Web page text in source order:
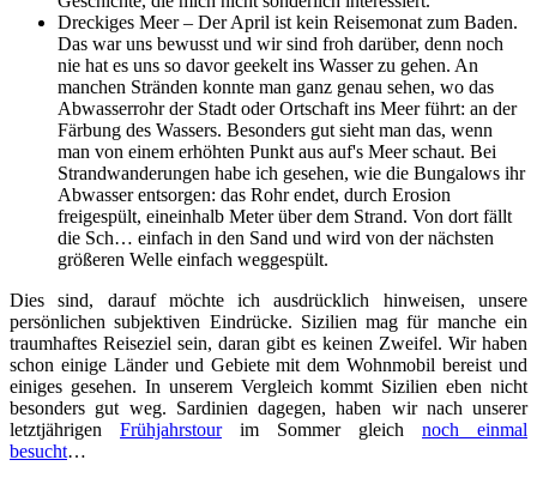
Dreckiges Meer – Der April ist kein Reisemonat zum Baden.
Das war uns bewusst und wir sind froh darüber, denn noch
nie hat es uns so davor geekelt ins Wasser zu gehen. An
manchen Stränden konnte man ganz genau sehen, wo das
Abwasserrohr der Stadt oder Ortschaft ins Meer führt: an der
Färbung des Wassers. Besonders gut sieht man das, wenn
man von einem erhöhten Punkt aus auf's Meer schaut. Bei
Strandwanderungen habe ich gesehen, wie die Bungalows ihr
Abwasser entsorgen: das Rohr endet, durch Erosion
freigespült, eineinhalb Meter über dem Strand. Von dort fällt
die Sch… einfach in den Sand und wird von der nächsten
größeren Welle einfach weggespült.
Dies sind, darauf möchte ich ausdrücklich hinweisen, unsere
persönlichen subjektiven Eindrücke. Sizilien mag für manche ein
traumhaftes Reiseziel sein, daran gibt es keinen Zweifel. Wir haben
schon einige Länder und Gebiete mit dem Wohnmobil bereist und
einiges gesehen. In unserem Vergleich kommt Sizilien eben nicht
besonders gut weg. Sardinien dagegen, haben wir nach unserer
letztjährigen Frühjahrstourim Sommer gleich noch einmal
besucht…